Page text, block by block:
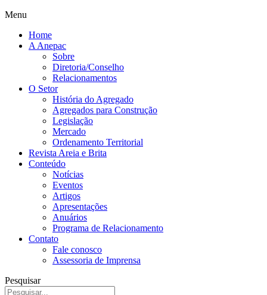
Menu
Home
A Anepac
Sobre
Diretoria/Conselho
Relacionamentos
O Setor
História do Agregado
Agregados para Construção
Legislação
Mercado
Ordenamento Territorial
Revista Areia e Brita
Conteúdo
Notícias
Eventos
Artigos
Apresentações
Anuários
Programa de Relacionamento
Contato
Fale conosco
Assessoria de Imprensa
Pesquisar